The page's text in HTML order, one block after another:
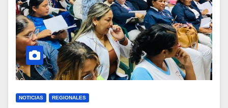
NOTICIAS REGIONALES